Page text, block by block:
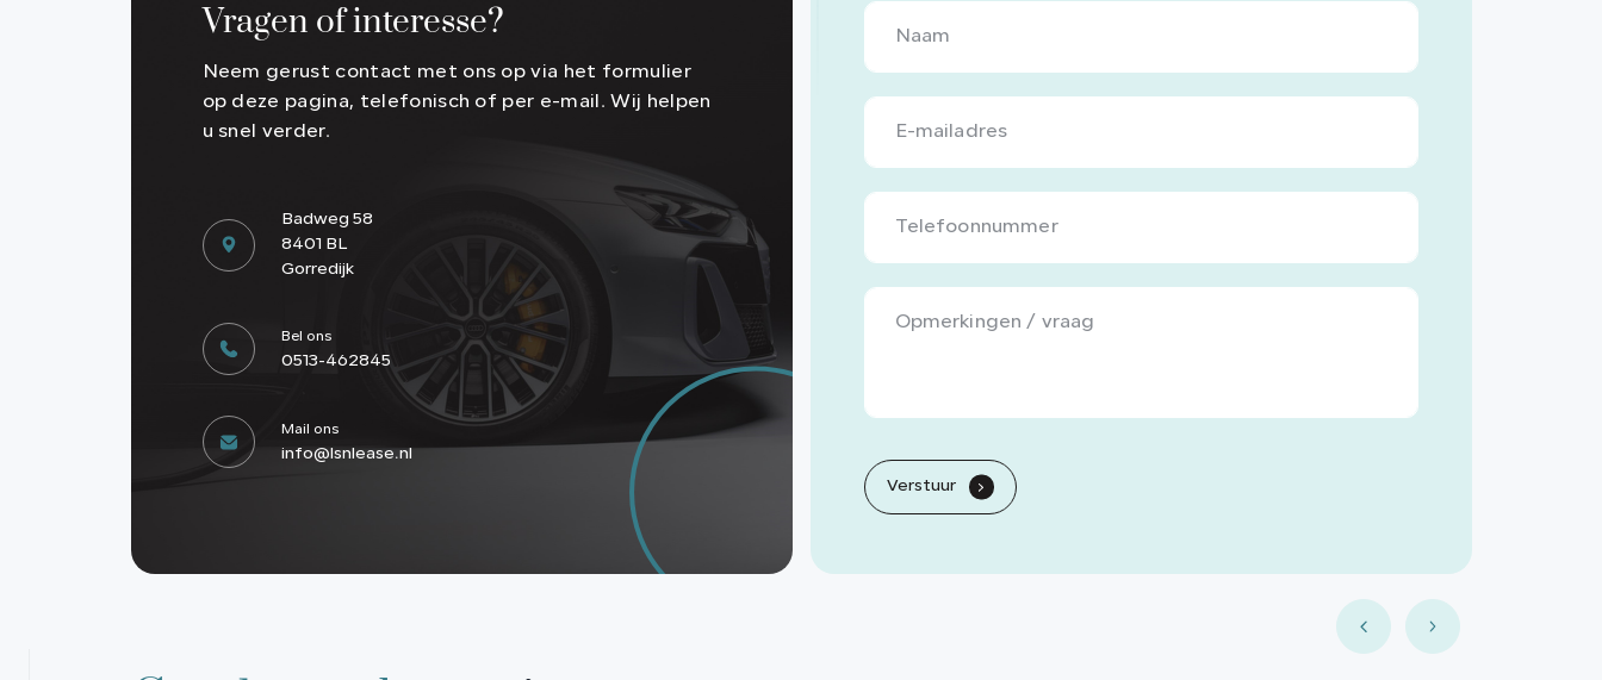
Vragen of interesse?
Neem gerust contact met ons op via het formulier
op deze pagina, telefonisch of per e-mail. Wij helpen
u snel verder.
Badweg 58
8401 BL
Gorredijk
Bel ons
0513-462845
Mail ons
info@lsnlease.nl
Verstuur
.